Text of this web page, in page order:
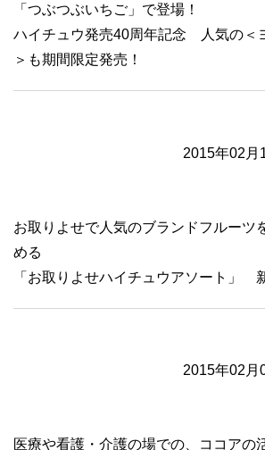
「つぶつぶいちご」で登場！
ハイチュウ発売40周年記念 人気の＜
＞も期間限定発売！
2015年02月
お取りよせで人気のブランドフルーツ
める
「お取りよせハイチュウアソート」
2015年02月
医療や看護・介護の場での、ココアの